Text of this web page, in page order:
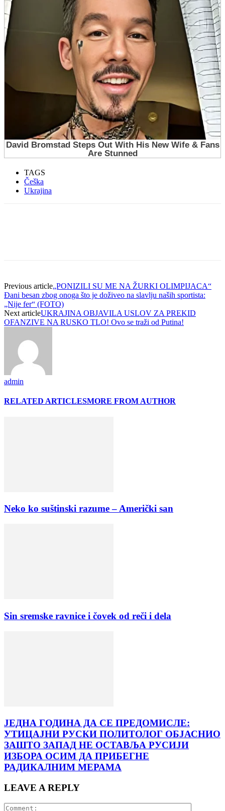
TAGS
Češka
Ukrajina
Previous article„PONIZILI SU ME NA ŽURKI OLIMPIJACA“
Đani besan zbog onoga što je doživeo na slavlju naših sportista:
„Nije fer“ (FOTO)
Next articleUKRAJINA OBJAVILA USLOV ZA PREKID
OFANZIVE NA RUSKO TLO! Ovo se traži od Putina!
admin
RELATED ARTICLESMORE FROM AUTHOR
Neko ko suštinski razume – Američki san
Sin sremske ravnice i čovek od reči i dela
ЈЕДНА ГОДИНА ДА СЕ ПРЕДОМИСЛЕ:
УТИЦАЈНИ РУСКИ ПОЛИТОЛОГ ОБЈАСНИО
ЗАШТО ЗАПАД НЕ ОСТАВЉА РУСИЈИ
ИЗБОРА ОСИМ ДА ПРИБЕГНЕ
РАДИКАЛНИМ МЕРАМА
LEAVE A REPLY